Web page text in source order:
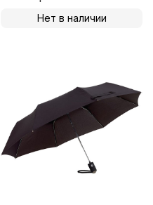
Нет в наличии